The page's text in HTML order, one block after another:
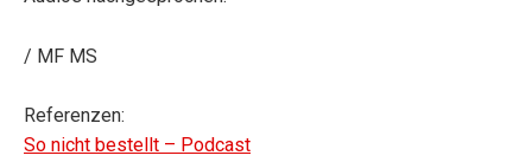
/ MF MS
Referenzen:
So nicht bestellt – Podcast